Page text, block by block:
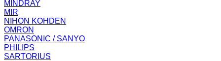
MINDRAY
MIR
NIHON KOHDEN
OMRON
PANASONIC / SANYO
PHILIPS
SARTORIUS